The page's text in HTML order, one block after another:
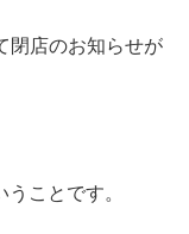
閉店のお知らせが
ことです。